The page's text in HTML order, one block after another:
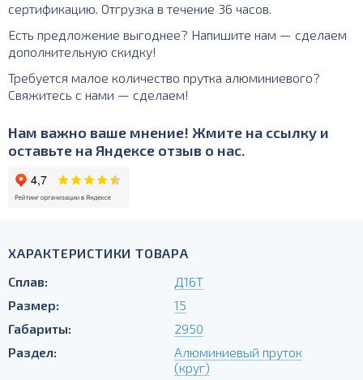
сертификацию. Отгрузка в течение 36 часов.
Есть предложение выгоднее? Напишите нам — сделаем
дополнительную скидку!
Требуется малое количество прутка алюминиевого?
Свяжитесь с нами — сделаем!
Нам важно ваше мнение! Жмите на ссылку и
оставьте на Яндексе отзыв о нас.
ХАРАКТЕРИСТИКИ ТОВАРА
Сплав:
Д16Т
Размер:
15
Габариты:
2950
Раздел:
Алюминиевый пруток
(круг)